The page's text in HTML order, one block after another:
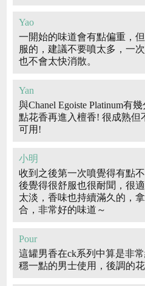
Yao
一開始的味道會有點偏重，
服的，建議不要噴太多，一
也不會太快消散。
Yan
與Chanel Egoiste Platinum有
點花香再進入檀香! 很成熟但
可用!
小明
收到之後第一次噴覺得有點
後覺得很舒服也很耐聞，很
太淡，香味也持續滿久的，
合，非常好的味道～
Pour
這罐男香在ck系列中算是非
穩一點的男士使用，後調的